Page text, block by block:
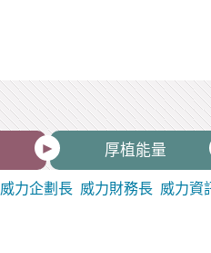
厚植能量
威力企劃長 威力財務長 威力資